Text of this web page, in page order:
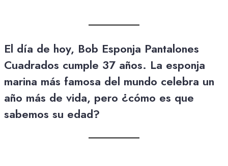
El día de hoy, Bob Esponja Pantalones
Cuadrados cumple 37 años. La esponja
marina más famosa del mundo celebra un
año más de vida, pero ¿cómo es que
sabemos su edad?